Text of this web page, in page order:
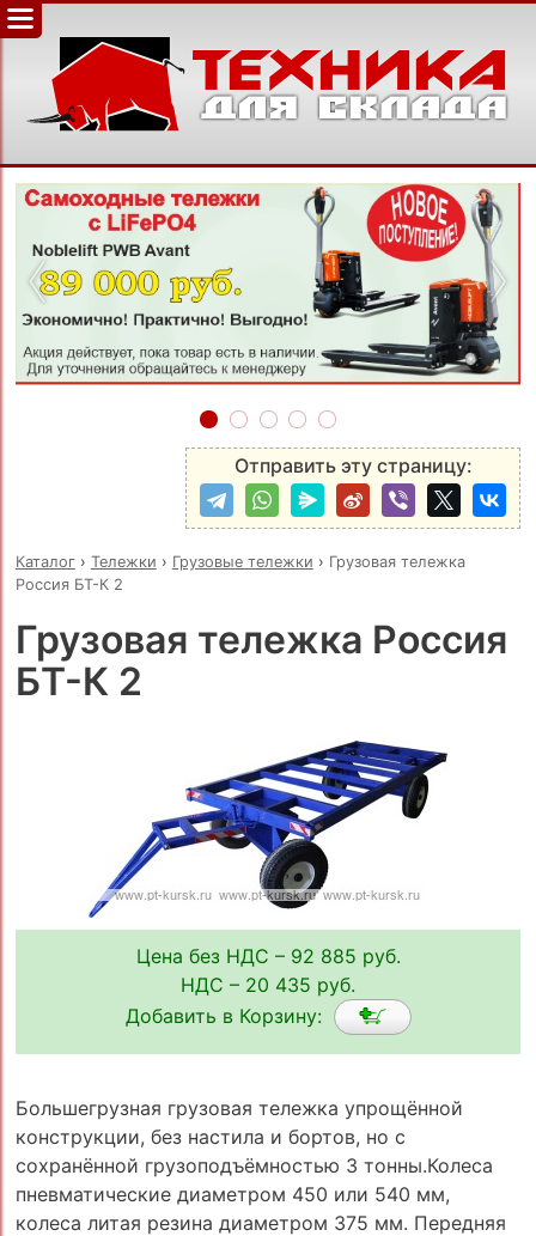
‹ ›
Отправить эту страницу:
Каталог› Тележки › Грузовые тележки › Грузовая тележка
Россия БТ-К 2
Грузовая тележка Россия
БТ-К 2
Цена без НДС – 92 885 руб.
НДС – 20 435 руб.
Добавить в Корзину:
Большегрузная грузовая тележка упрощённой
конструкции, без настила и бортов, но с
сохранённой грузоподъёмностью 3 тонны.Колеса
пневматические диаметром 450 или 540 мм,
колеса литая резина диаметром 375 мм. Передняя